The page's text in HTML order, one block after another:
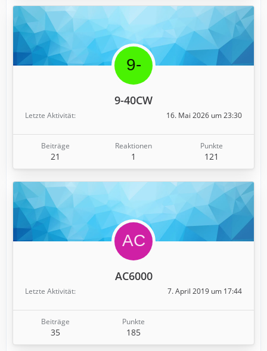
9-40CW
Letzte Aktivität 16. Mai 2026 um 23:30
Beiträge
21
Reaktionen
1
Punkte
121
AC6000
Letzte Aktivität 7. April 2019 um 17:44
Beiträge
35
Punkte
185